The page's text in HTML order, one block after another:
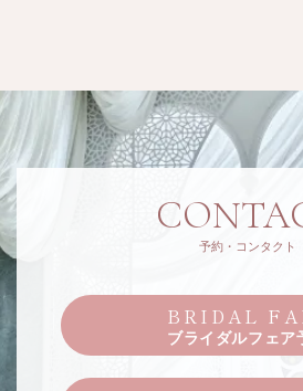
予約・コンタクト
BRIDAL
ブライダルフェア